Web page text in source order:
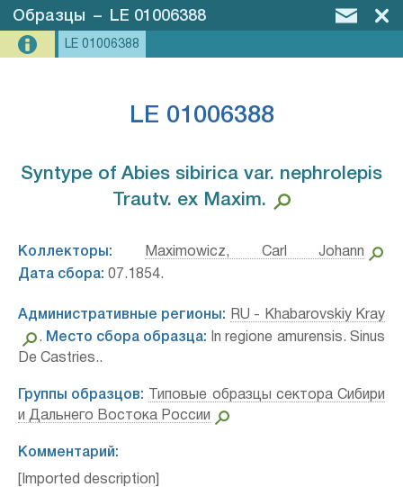
Образцы – LE 01006388
LE 01006388
LE 01006388
Syntype of Abies sibirica var. nephrolepis
Trautv. ex Maxim.⁣
Коллекторы:
Maximowicz, Carl Johann
Дата сбора: 07.1854.
Административные регионы:
RU - Khabarovskiy Kray
. Место сбора образца: In regione amurensis. Sinus
De Castries..
Группы образцов:
Типовые образцы сектора Сибири
и Дальнего Востока России
Комментарий:
[Imported description]